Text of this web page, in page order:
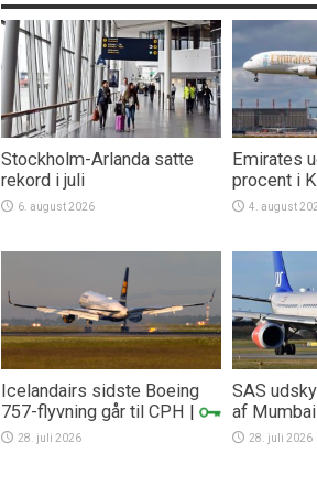
Stockholm-Arlanda satte
rekord i juli
6. august 2026
Emirates
procent i
4. august
Icelandairs sidste Boeing
757-flyvning går til CPH |
28. juli 2026
SAS
af
28. juli 2026